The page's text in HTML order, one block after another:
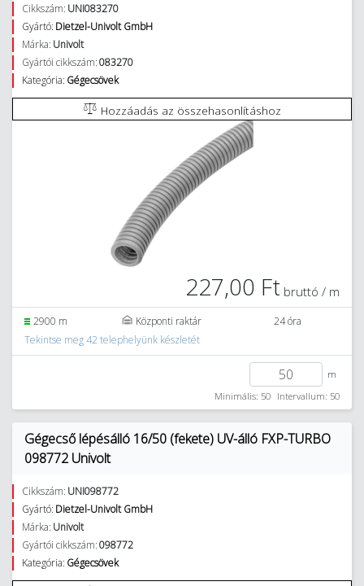
Cikkszám: UNI083270
Gyártó: Dietzel-Univolt GmbH
Márka: Univolt
Gyártói cikkszám:083270
Kategória: Gégecsövek
Hozzáadás az összehasonlításhoz
227,00 Ft bruttó / m
2900 m Központi raktár
24 óra
Tekintse meg 42 telephelyünk készletét
m
Minimális: 50 Intervallum: 50
Gégecső lépésálló 16/50 (fekete) UV-álló FXP-TURBO
098772 Univolt
Cikkszám: UNI098772
Gyártó: Dietzel-Univolt GmbH
Márka: Univolt
Gyártói cikkszám:098772
Kategória: Gégecsövek